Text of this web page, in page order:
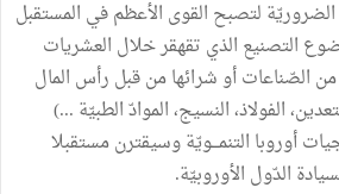
الضروريّة لتصبح القوى الأعظم في المستقبل
التصنيع الذي تقهقر خلال العشريات
الصّناعات أو شرائها من قبل رأس المال
الفولاذ، النسيج، الموادّ الطبيّة ...)
أوروبا التنمـــويّة وسيقترن مستقبلا
الدّول الأوروبيّة.